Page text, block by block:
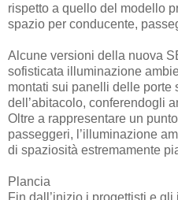
rispetto a quello del modello
spazio per conducente,
Alcune versioni della nuova
sofisticata illuminazione
montati sui panelli delle porte
dell’abitacolo, conferendogli
Oltre a rappresentare un
passeggeri, l’illuminazione
di spaziosità estremamente
Plancia
Fin dall’inizio i progettisti e